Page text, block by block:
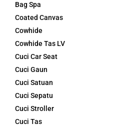
Bag Spa
Coated Canvas
Cowhide
Cowhide Tas LV
Cuci Car Seat
Cuci Gaun
Cuci Satuan
Cuci Sepatu
Cuci Stroller
Cuci Tas